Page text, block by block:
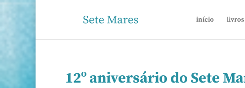
início livros
12º aniversário do Sete